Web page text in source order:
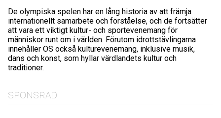
De olympiska spelen har en lång historia av att främja
internationellt samarbete och förståelse, och de fortsätter
att vara ett viktigt kultur- och sportevenemang för
människor runt om i världen. Förutom idrottstävlingarna
innehåller OS också kulturevenemang, inklusive musik,
dans och konst, som hyllar värdlandets kultur och
traditioner.
SPONSRAD